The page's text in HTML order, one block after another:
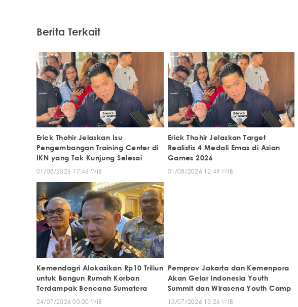
Berita Terkait
Erick Thohir Jelaskan Isu
Pengembangan Training Center di
IKN yang Tak Kunjung Selesai
01/08/2026 17:46 WIB
Erick Thohir Jelaskan Target
Realistis 4 Medali Emas di Asian
Games 2026
01/08/2026 12:49 WIB
Kemendagri Alokasikan Rp10 Triliun
untuk Bangun Rumah Korban
Terdampak Bencana Sumatera
24/07/2026 00:00 WIB
Pemprov Jakarta dan Kemenpora
Akan Gelar Indonesia Youth
Summit dan Wirasena Youth Camp
13/07/2026 13:26 WIB